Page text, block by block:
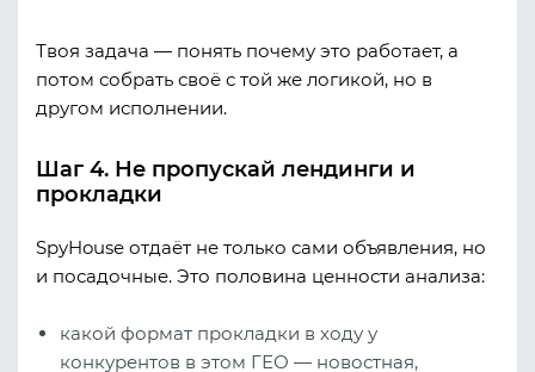
Твоя задача — понять почему это работает, а
потом собрать своё с той же логикой, но в
другом исполнении.
Шаг 4. Не пропускай лендинги и
прокладки
SpyHouse отдаёт не только сами объявления, но
и посадочные. Это половина ценности анализа:
какой формат прокладки в ходу у
конкурентов в этом ГЕО — новостная,